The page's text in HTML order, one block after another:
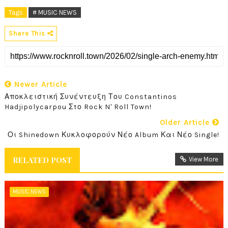
Tags # MUSIC NEWS
Share This
Newer Article
Αποκλειστική Συνέντευξη Του Constantinos
Hadjipolycarpou Στο Rock N' Roll Town!
Older Article
Οι Shinedown Κυκλοφορούν Νέο Album Και Νέο Single!
RELATED POST View More
MUSIC NEWS